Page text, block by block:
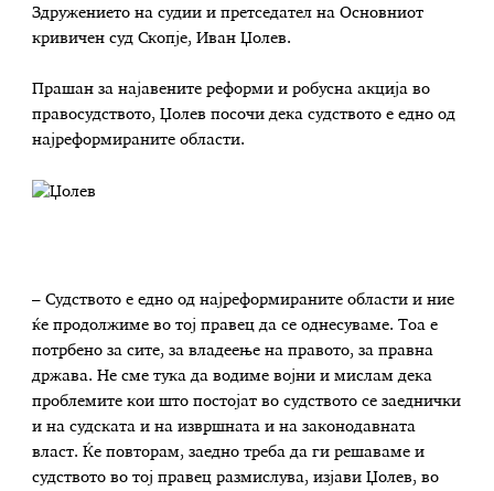
Здружението на судии и претседател на Основниот
кривичен суд Скопје, Иван Џолев.
Прашан за најавените реформи и робусна акција во
правосудството, Џолев посочи дека судството е едно од
најреформираните области.
– Судството е едно од најреформираните области и ние
ќе продолжиме во тој правец да се однесуваме. Тоа е
потрбено за сите, за владеење на правото, за правна
држава. Не сме тука да водиме војни и мислам дека
проблемите кои што постојат во судството се заеднички
и на судската и на извршната и на законодавната
власт. Ќе повторам, заедно треба да ги решаваме и
судството во тој правец размислува, изјави Џолев, во